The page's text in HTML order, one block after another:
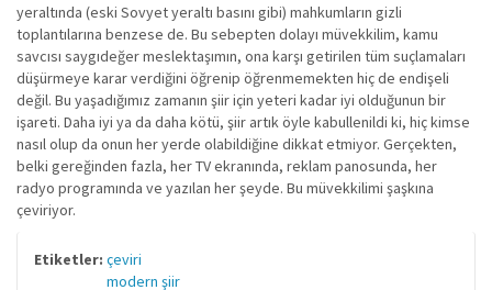
yeraltında (eski Sovyet yeraltı basını gibi) mahkumların gizli
toplantılarına benzese de. Bu sebepten dolayı müvekkilim, kamu
savcısı saygıdeğer meslektaşımın, ona karşı getirilen tüm suçlamaları
düşürmeye karar verdiğini öğrenip öğrenmemekten hiç de endişeli
değil. Bu yaşadığımız zamanın şiir için yeteri kadar iyi olduğunun bir
işareti. Daha iyi ya da daha kötü, şiir artık öyle kabullenildi ki, hiç kimse
nasıl olup da onun her yerde olabildiğine dikkat etmiyor. Gerçekten,
belki gereğinden fazla, her TV ekranında, reklam panosunda, her
radyo programında ve yazılan her şeyde. Bu müvekkilimi şaşkına
çeviriyor.
Etiketler: çeviri
modern şiir